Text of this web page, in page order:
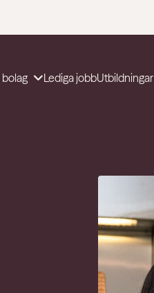
bolag Lediga jobbUtbildningar